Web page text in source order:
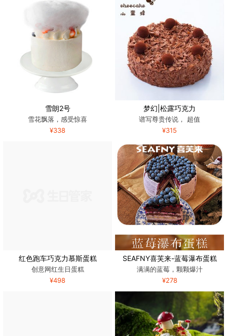
雪朗2号
雪花飘落，感受惊喜
¥338
梦幻|松露巧克力
谱写尊贵传说， 超值
¥315
红色跑车巧克力慕斯蛋糕
创意网红生日蛋糕
¥498
SEAFNY喜芙来-蓝莓瀑布蛋糕
满满的蓝莓，颗颗爆汁
¥278